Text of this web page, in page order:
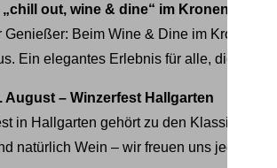
„chill out, wine & dine“ im
Genießer: Beim Wine & Dine im
Ein elegantes Erlebnis für alle, die Wein
August – Winzerfest Hallgarten
in Hallgarten gehört zu den Klassikern
natürlich Wein – wir freuen uns jedes